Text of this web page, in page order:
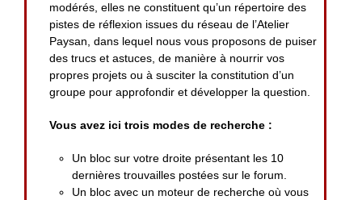
modérés, elles ne constituent qu’un répertoire des
pistes de réflexion issues du réseau de l’Atelier
Paysan, dans lequel nous vous proposons de puiser
des trucs et astuces, de manière à nourrir vos
propres projets ou à susciter la constitution d’un
groupe pour approfondir et développer la question.
Vous avez ici trois modes de recherche :
Un bloc sur votre droite présentant les 10
dernières trouvailles postées sur le forum.
Un bloc avec un moteur de recherche où vous